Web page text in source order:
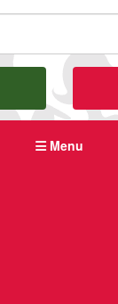
Menu